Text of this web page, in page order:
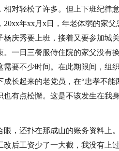
对轻松了许多。但上下班纪律
年xx月x日，年老体弱的家父
庆秀要上班，接着又要参加城
一日三餐服侍住院的家父没有换
要不少时间。在此期限间，组
长起来的老党员，在“忠孝不能
有点松懈。这是不该发生在我
，还扑在那成山的账务资料上
后工资少了一大截，我没有上